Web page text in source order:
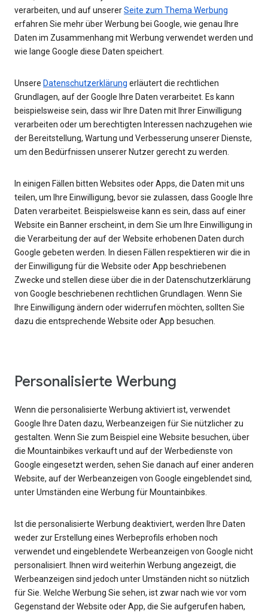
verarbeiten, und auf unsererSeite zum Thema Werbung
erfahren Sie mehr über Werbung bei Google, wie genau Ihre
Daten im Zusammenhang mit Werbung verwendet werden und
wie lange Google diese Daten speichert.
Unsere Datenschutzerklärung erläutert die rechtlichen
Grundlagen, auf der Google Ihre Daten verarbeitet. Es kann
beispielsweise sein, dass wir Ihre Daten mit Ihrer Einwilligung
verarbeiten oder um berechtigten Interessen nachzugehen wie
der Bereitstellung, Wartung und Verbesserung unserer Dienste,
um den Bedürfnissen unserer Nutzer gerecht zu werden.
In einigen Fällen bitten Websites oder Apps, die Daten mit uns
teilen, um Ihre Einwilligung, bevor sie zulassen, dass Google Ihre
Daten verarbeitet. Beispielsweise kann es sein, dass auf einer
Website ein Banner erscheint, in dem Sie um Ihre Einwilligung in
die Verarbeitung der auf der Website erhobenen Daten durch
Google gebeten werden. In diesen Fällen respektieren wir die in
der Einwilligung für die Website oder App beschriebenen
Zwecke und stellen diese über die in der Datenschutzerklärung
von Google beschriebenen rechtlichen Grundlagen. Wenn Sie
Ihre Einwilligung ändern oder widerrufen möchten, sollten Sie
dazu die entsprechende Website oder App besuchen.
Personalisierte Werbung
Wenn die personalisierte Werbung aktiviert ist, verwendet
Google Ihre Daten dazu, Werbeanzeigen für Sie nützlicher zu
gestalten. Wenn Sie zum Beispiel eine Website besuchen, über
die Mountainbikes verkauft und auf der Werbedienste von
Google eingesetzt werden, sehen Sie danach auf einer anderen
Website, auf der Werbeanzeigen von Google eingeblendet sind,
unter Umständen eine Werbung für Mountainbikes.
Ist die personalisierte Werbung deaktiviert, werden Ihre Daten
weder zur Erstellung eines Werbeprofils erhoben noch
verwendet und eingeblendete Werbeanzeigen von Google nicht
personalisiert. Ihnen wird weiterhin Werbung angezeigt, die
Werbeanzeigen sind jedoch unter Umständen nicht so nützlich
für Sie. Welche Werbung Sie sehen, ist zwar nach wie vor vom
Gegenstand der Website oder App, die Sie aufgerufen haben,